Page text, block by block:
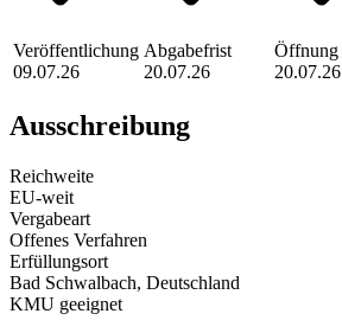
Veröffentlichung
09.07.26
Abgabefrist
20.07.26
Öffnung
20.07.26
Ausschreibung
Reichweite
EU-weit
Vergabeart
Offenes Verfahren
Erfüllungsort
Bad Schwalbach, Deutschland
KMU geeignet